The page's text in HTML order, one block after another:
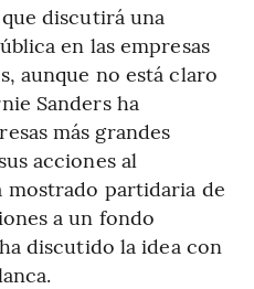
discutirá una
en las empresas
aunque no está claro
Sanders ha
más grandes
acciones al
mostrado partidaria de
a un fondo
discutido la idea con